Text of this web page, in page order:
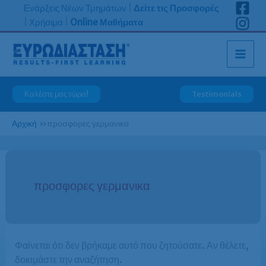
Μετάβαση
περιεχόμενο
Ενάρξεις Νέων Τμημάτων
Δείτε τις Προσφορές
Χρήσιμα Online Μαθήματα
Καλέστε μας τώρα! Testimonials
Αρχική »προσφορες γερμανικα
προσφορες γερμανικα
Φαίνεται ότι δεν βρήκαμε αυτό που ζητούσατε. Αν θέλετε,
δοκιμάστε την αναζήτηση.